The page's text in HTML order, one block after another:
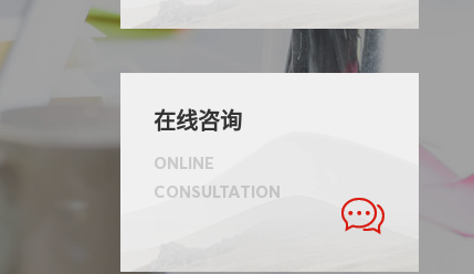
在线咨询
ONLINE
CONSULTATION
